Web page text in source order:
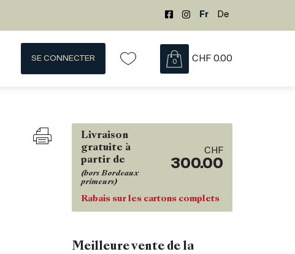
Fr De
SE CONNECTER 0 CHF 0.00
Livraison
gratuite à
partir de
(hors Bordeaux
primeurs)
CHF
300.00
Rabais sur les cartons complets
Meilleure vente de la